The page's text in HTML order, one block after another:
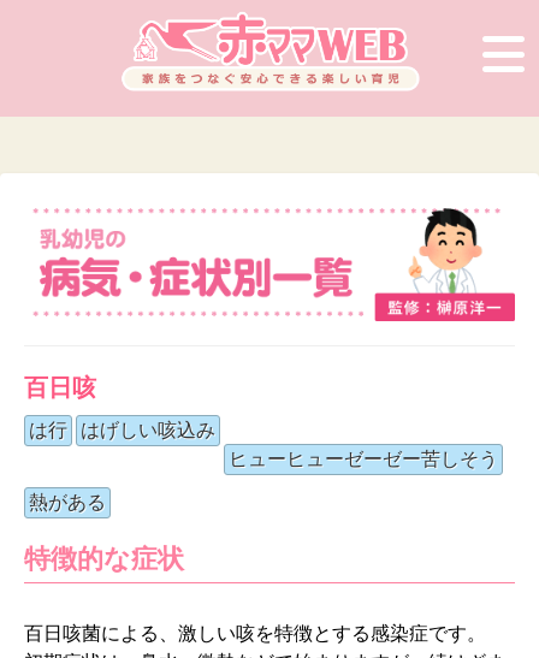
百日咳
は行
はげしい咳込み
ヒューヒューゼーゼー苦しそう
熱がある
特徴的な症状
百日咳菌による、激しい咳を特徴とする感染症です。